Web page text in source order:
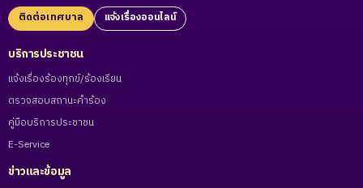
ติดต่อเทศบาล แจ้งเรื่องออนไลน์
บริการประชาชน
แจ้งเรื่องร้องทุกข์/ร้องเรียน
ตรวจสอบสถานะคำร้อง
คู่มือบริการประชาชน
E-Service
ข่าวและข้อมูล